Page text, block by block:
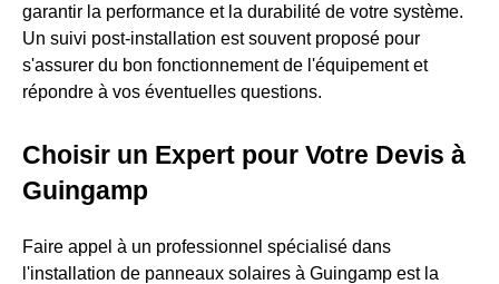
garantir la performance et la durabilité de votre système.
Un suivi post-installation est souvent proposé pour
s'assurer du bon fonctionnement de l'équipement et
répondre à vos éventuelles questions.
Choisir un Expert pour Votre Devis à
Guingamp
Faire appel à un professionnel spécialisé dans
l'installation de panneaux solaires à Guingamp est la